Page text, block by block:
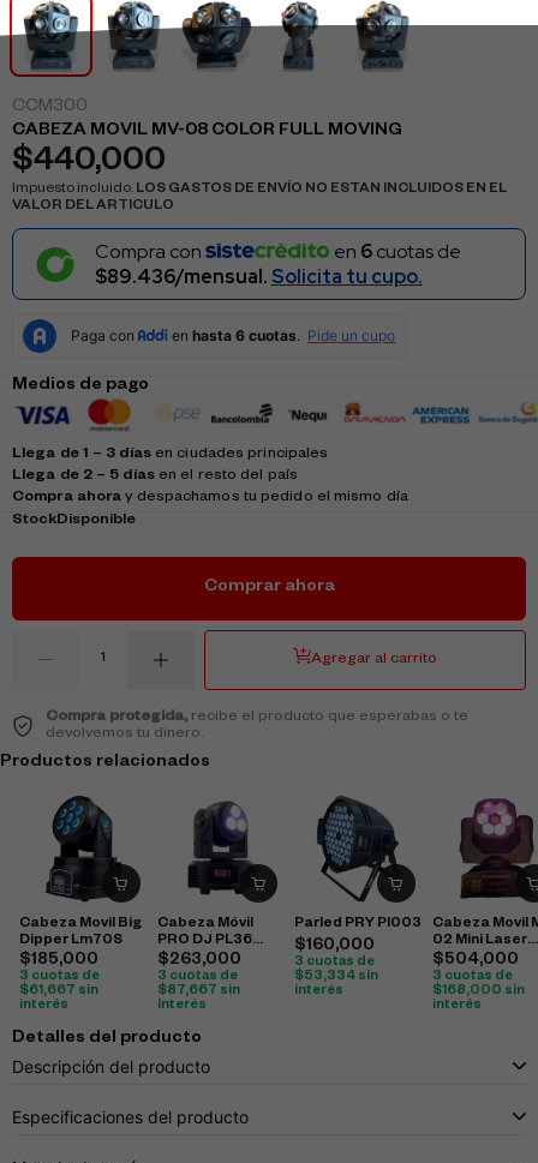
CCM300
CABEZA MOVIL MV-08 COLOR FULL MOVING
$440,000
Impuesto incluido. LOS GASTOS DE ENVÍO NO ESTAN INCLUIDOS EN EL
VALOR DEL ARTICULO
Compra con en 6cuotas de
$89.436/mensual. Solicita tu cupo.
Medios de pago
Llega de 1 – 3 díasen ciudades principales
Llega de 2 – 5 díasen el resto del país
Compra ahora y despachamos tu pedido el mismo día
StockDisponible
Comprar ahora
Agregar al carrito
Compra protegida,recibe el producto que esperabas o te
devolvemos tu dinero.
Productos relacionados
Cabeza Movil Big
Dipper Lm70S
$185,000
3 cuotas de
$61,667 sin
interés
Cabeza Móvil
PRO DJ PL36
Beam
$263,000
3 cuotas de
$87,667 sin
interés
Parled PRY Pl003
$160,000
3 cuotas de
$53,334 sin
interés
Cabeza Movil
02 Mini Laser
Cabeza
$504,000
3 cuotas de
$168,000 sin
interés
Detalles del producto
Descripción del producto
Especificaciones del producto